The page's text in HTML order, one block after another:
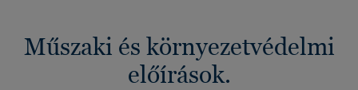
Műszaki és környezetvédelmi
előírások.